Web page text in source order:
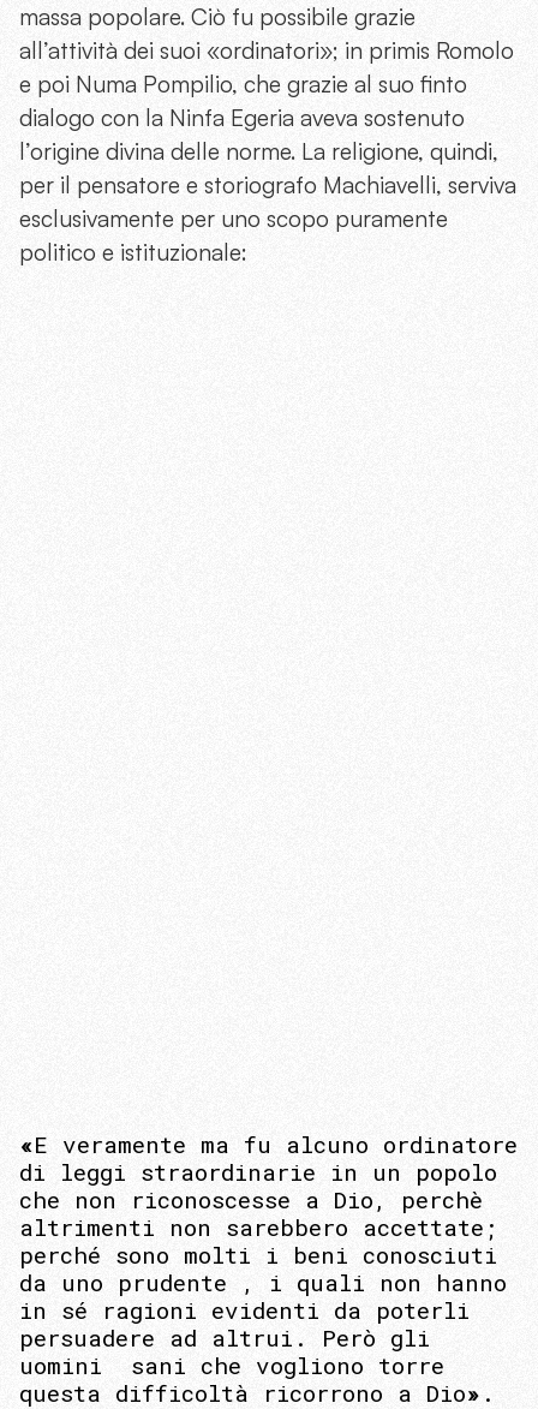
massa popolare. Ciò fu possibile grazie
all’attività dei suoi «ordinatori»; in primis Romolo
e poi Numa Pompilio, che grazie al suo finto
dialogo con la Ninfa Egeria aveva sostenuto
l’origine divina delle norme. La religione, quindi,
per il pensatore e storiografo Machiavelli, serviva
esclusivamente per uno scopo puramente
politico e istituzionale:
«E veramente ma fu alcuno ordinatore
di leggi straordinarie in un popolo
che non riconoscesse a Dio, perchè
altrimenti non sarebbero accettate;
perché sono molti i beni conosciuti
da uno prudente , i quali non hanno
in sé ragioni evidenti da poterli
persuadere ad altrui. Però gli
uomini sani che vogliono torre
questa difficoltà ricorrono a Dio» .